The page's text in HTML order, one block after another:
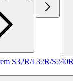
S32R/L32R/